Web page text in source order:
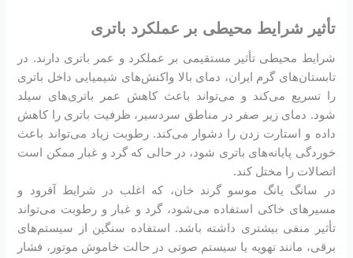
تأثیر شرایط محیطی بر عملکرد باتری
شرایط محیطی تأثیر مستقیمی بر عملکرد و عمر باتری دارند. در
تابستان‌های گرم ایران، دمای بالا واکنش‌های شیمیایی داخل باتری
را تسریع می‌کند و می‌تواند باعث کاهش عمر باتری‌های سیلد
شود. دمای زیر صفر در مناطق سردسیر، ظرفیت باتری را کاهش
داده و استارت زدن را دشوار می‌کند. رطوبت زیاد می‌تواند باعث
خوردگی پایانه‌های باتری شود، در حالی که گرد و غبار ممکن است
اتصالات را مختل کند.
در سانگ یانگ موسو گرند خان، که اغلب در شرایط آفرود و
مسیرهای خاکی استفاده می‌شود، گرد و غبار و رطوبت می‌تواند
تأثیر منفی بیشتری داشته باشد. استفاده سنگین از سیستم‌های
برقی، مانند تهویه یا سیستم صوتی در حالت خاموش موتور، فشار